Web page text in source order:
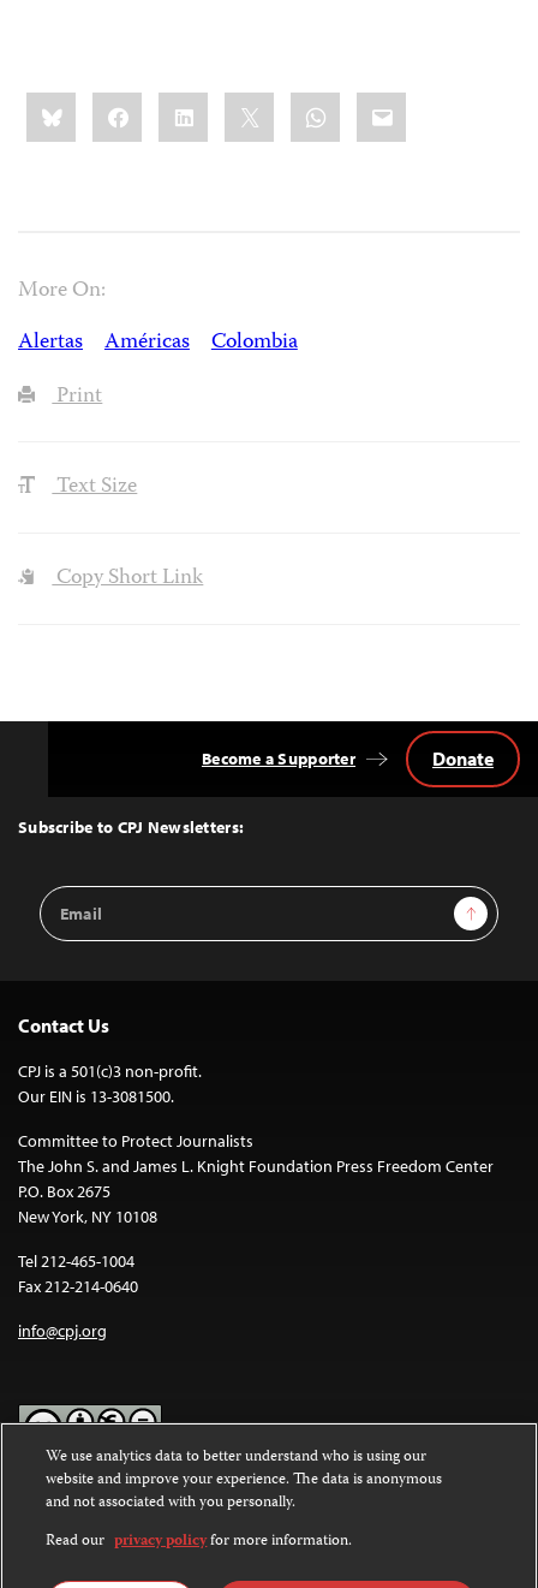
Share
this:BlueskyFacebookLinkedIn WhatsApp
Email
More On:
Alertas
Américas
Colombia
Print
Text Size
Copy Short Link
Top
Subscribe to CPJ Newsletters:
Email
Address
Sign Up
Become a Supporter Donate
Contact Us
CPJ is a 501(c)3 non-profit.
Our EIN is 13-3081500.
Committee to Protect Journalists
The John S. and James L. Knight Foundation Press Freedom Center
P.O. Box 2675
New York, NY 10108
Tel 212-465-1004
Fax 212-214-0640
info@cpj.org
Except where noted, text on this website is licensed under a
Commons Attribution-NonCommercial-NoDerivatives 4.0
International License.
Images and other media are not covered by the Creative Commons
We use analytics data to better understand who is using our
website and improve your experience. The data is anonymous
and not associated with you personally.
Read our privacy policyfor more information.